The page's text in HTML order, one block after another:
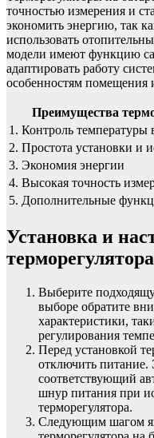
точностью измерения и
экономить энергию, так
использовать
модели имеют функцию
адаптировать работу
особенностям помещения
Преимущества
1. Контроль
2. Простота установки и
3. Экономия энергии
4. Высокая точность
5. Дополнительные
Установка и
Выберите
выборе обратите
характеристики,
регулирования
Перед установкой
отключить
соответствующий
шнур питания при
терморегулятора.
Следующим шагом